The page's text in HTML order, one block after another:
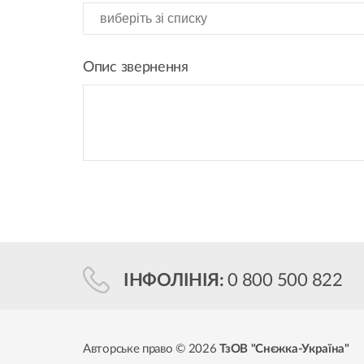
Опис звернення
ІНФОЛІНІЯ: 0 800 500 822
Авторське право © 2026ТзОВ "Снєжка-Україна"